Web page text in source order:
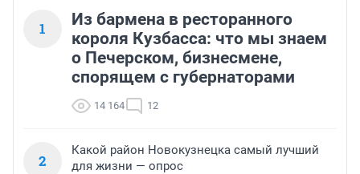
1
Из бармена в ресторанного
короля Кузбасса: что мы знаем
о Печерском, бизнесмене,
спорящем с губернаторами
14 164 12
2
Какой район Новокузнецка самый лучший
для жизни — опрос